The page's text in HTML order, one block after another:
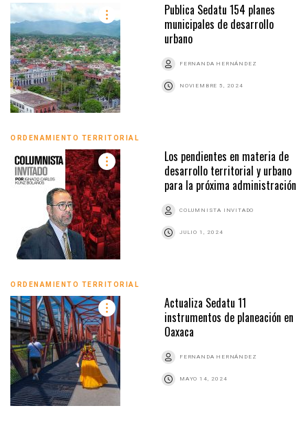
Publica Sedatu 154 planes
municipales de desarrollo
urbano
FERNANDA HERNÁNDEZ
NOVIEMBRE 5, 2024
ORDENAMIENTO TERRITORIAL
Los pendientes en materia de
desarrollo territorial y urbano
para la próxima administración
COLUMNISTA INVITADO
JULIO 1, 2024
ORDENAMIENTO TERRITORIAL
Actualiza Sedatu 11
instrumentos de planeación en
Oaxaca
FERNANDA HERNÁNDEZ
MAYO 14, 2024